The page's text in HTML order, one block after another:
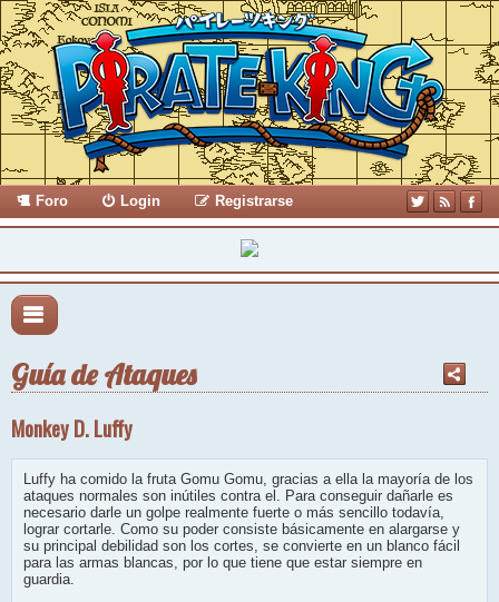
Foro Login Registrarse
Guía de Ataques
Monkey D. Luffy
Luffy ha comido la fruta Gomu Gomu, gracias a ella la mayoría de los
ataques normales son inútiles contra el. Para conseguir dañarle es
necesario darle un golpe realmente fuerte o más sencillo todavía,
lograr cortarle. Como su poder consiste básicamente en alargarse y
su principal debilidad son los cortes, se convierte en un blanco fácil
para las armas blancas, por lo que tiene que estar siempre en
guardia.